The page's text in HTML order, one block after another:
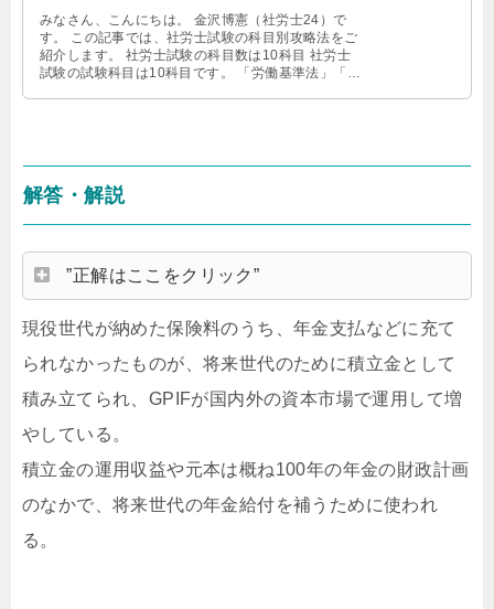
みなさん、こんにちは。 金沢博憲（社労士24）で
す。 この記事では、社労士試験の科目別攻略法をご
紹介します。 社労士試験の科目数は10科目 社労士
試験の試験科目は10科目です。 「労働基準法」「労
解答・解説
”正解はここをクリック”
現役世代が納めた保険料のうち、年金支払などに充て
られなかったものが、将来世代のために積立金として
積み立てられ、GPIFが国内外の資本市場で運用して増
やしている。
積立金の運用収益や元本は概ね100年の年金の財政計画
のなかで、将来世代の年金給付を補うために使われ
る。